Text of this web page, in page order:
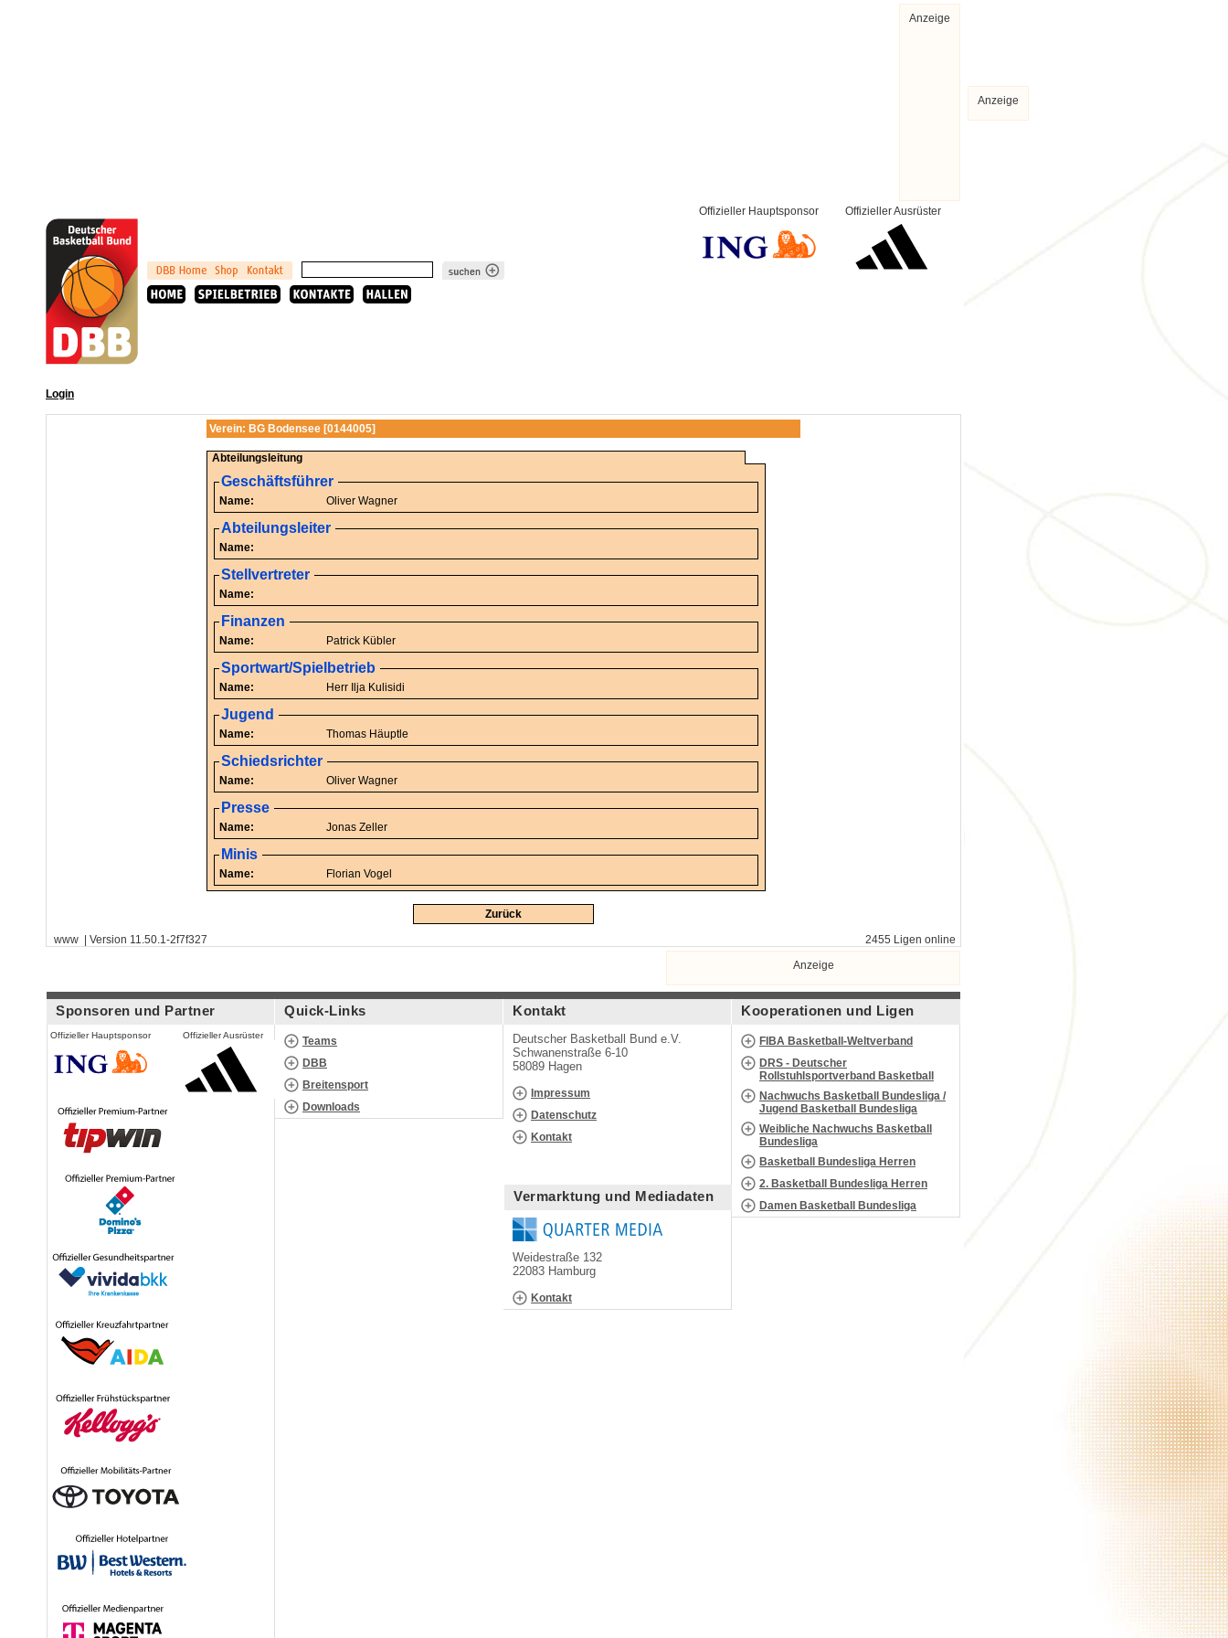
Anzeige
Offizieller Ausrüster
Offizieller Hauptsponsor
Login
Verein: BG Bodensee [0144005]
Abteilungsleitung
Geschäftsführer
Name: Oliver Wagner
Abteilungsleiter
Name:
Stellvertreter
Name:
Finanzen
Name: Patrick Kübler
Sportwart/Spielbetrieb
Name: Herr Ilja Kulisidi
Jugend
Name: Thomas Häuptle
Schiedsrichter
Name: Oliver Wagner
Presse
Name: Jonas Zeller
Minis
Name: Florian Vogel
Zurück
www | Version 11.50.1-2f7f327
2455 Ligen online
Anzeige
Sponsoren und Partner
Offizieller Hauptsponsor Offizieller Ausrüster
Quick-Links
Teams
DBB
Breitensport
Downloads
Kontakt
Deutscher Basketball Bund e.V.
Schwanenstraße 6-10
58089 Hagen
Impressum
Datenschutz
Kontakt
Vermarktung und Mediadaten
Weidestraße 132
22083 Hamburg
Kontakt
Kooperationen und Ligen
FIBA Basketball-Weltverband
DRS - Deutscher
Rollstuhlsportverband Basketball
Nachwuchs Basketball Bundesliga /
Jugend Basketball Bundesliga
Weibliche Nachwuchs Basketball
Bundesliga
Basketball Bundesliga Herren
2. Basketball Bundesliga Herren
Damen Basketball Bundesliga
Anzeige